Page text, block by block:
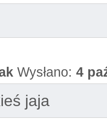
Wysłano: 4
jaja